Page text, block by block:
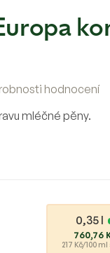
0,35 l
760,76
217 Kč/100 ml
mléčné pěny.
hodnocení